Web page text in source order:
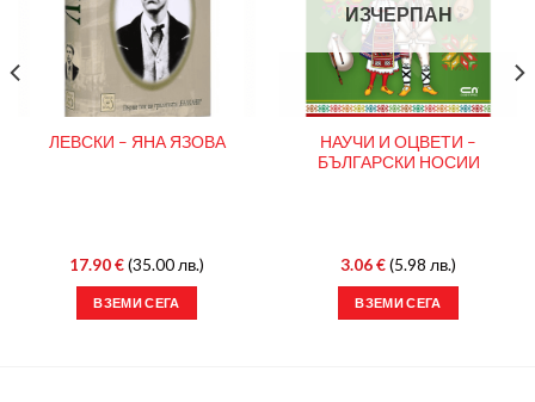
ЛЕВСКИ – ЯНА ЯЗОВА
17.90€(35.00 лв.)
ВЗЕМИ СЕГА
ИЗЧЕРПАН
НАУЧИ И ОЦВЕТИ –
БЪЛГАРСКИ НОСИИ
3.06€(5.98 лв.)
ВЗЕМИ СЕГА